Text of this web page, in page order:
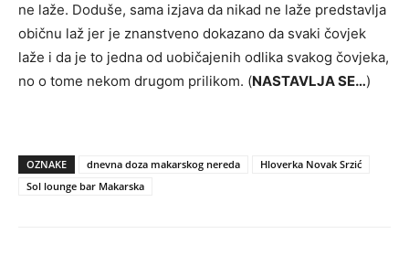
ne laže. Doduše, sama izjava da nikad ne laže predstavlja
običnu laž jer je znanstveno dokazano da svaki čovjek
laže i da je to jedna od uobičajenih odlika svakog čovjeka,
no o tome nekom drugom prilikom. (NASTAVLJA SE…)
OZNAKE dnevna doza makarskog nereda
Hloverka Novak Srzić
Sol lounge bar Makarska